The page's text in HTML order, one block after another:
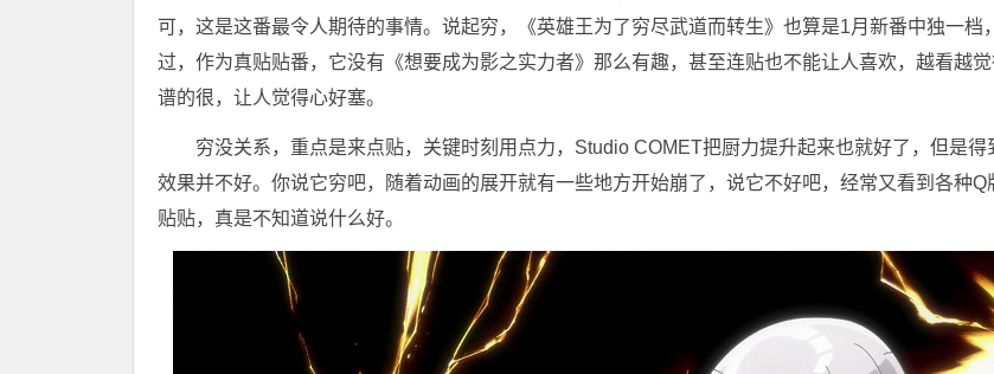
可，这是这番最令人期待的事情。说起穷，《英雄王为了穷尽武道而转生》也算是1月新番中独一档
过，作为真贴贴番，它没有《想要成为影之实力者》那么有趣，甚至连贴也不能让人喜欢，越看越
谱的很，让人觉得心好塞。
穷没关系，重点是来点贴，关键时刻用点力，Studio COMET把厨力提升起来也就好了，但是得
效果并不好。你说它穷吧，随着动画的展开就有一些地方开始崩了，说它不好吧，经常又看到各种Q
贴贴，真是不知道说什么好。